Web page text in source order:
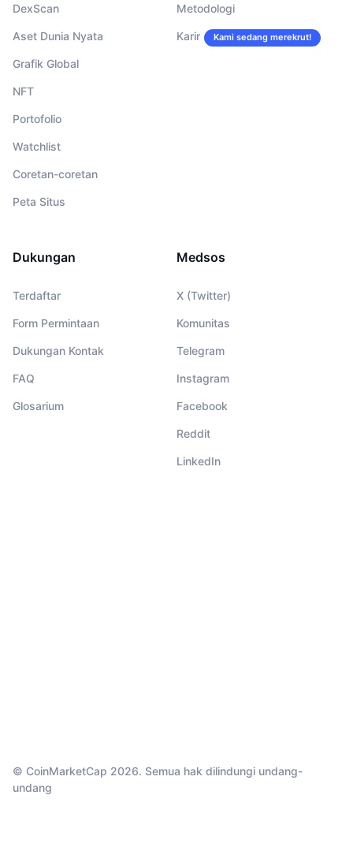
DexScan
Aset Dunia Nyata
Grafik Global
NFT
Portofolio
Watchlist
Coretan-coretan
Peta Situs
Metodologi
Karir Kami sedang merekrut!
Dukungan
Terdaftar
Form Permintaan
Dukungan Kontak
FAQ
Glosarium
Medsos
X (Twitter)
Komunitas
Telegram
Instagram
Facebook
Reddit
LinkedIn
© CoinMarketCap 2026. Semua hak dilindungi undang-
undang